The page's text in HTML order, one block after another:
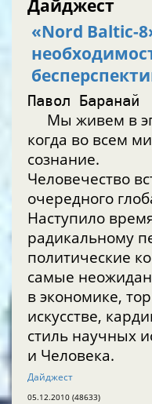
Дайджест
«Nord Baltic-
Павол Баранай
Мы живем в
когда во всем
сознание.
Человечество
очередного
Наступило
радикальному
политические
самые
в экономике,
искусстве,
стиль научных
и Человека.
Дайджест
05.12.2010 (48633)